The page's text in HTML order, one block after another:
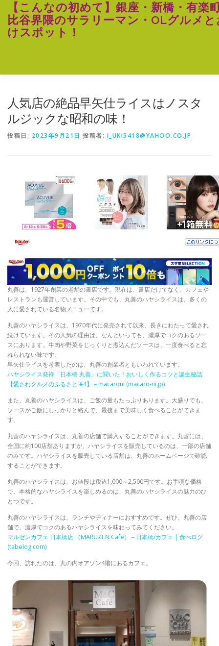
キ
【こんなの初めて】銀座・新橋・有楽
比谷界隈のサラリーマン・OLグルメ
けスポット！
人気店の絶品早矢仕ライスはノスタ
ルジックな昭和の味！
投稿日: 2023年9月21日 投稿者: I_UKI5418@YAHOO.CO.JP
丸善は、1927年創業の老舗の書店です。現在は、書店だけでなく、カフェや
レストランも運営しています。その中でも、丸善のハヤシライスは、多くの
人に愛されている名物メニューです。
丸善のハヤシライスは、1970年代に発売されて以来、長きにわたって愛され
続けています。その人気の理由は、なんといっても、濃厚でコクのあるソー
スにあります。牛肉や野菜をじっくりと煮込んだソースは、一度食べると忘
れられない味です。
早矢仕ライスを考案したのは、丸善の創業者ともいわれています。
ハヤシライス発祥「日本橋 丸善」に聞いた！おいしく作るコツと誕生秘話
【愛されグルメのふるさと #4】 – macaroni (macaro-ni.jp)
また、丸善のハヤシライスは、ご飯の量もたっぷりあります。大盛りでも、
ソースがご飯にしっかりと絡んで、最後まで美味しく食べることができま
す。
丸善のハヤシライスは、丸善の店舗で購入することができます。丸善には、
全国に約100店舗ありますが、ハヤシライスを販売しているのは、一部の店舗
のみです。ハヤシライスを販売している店舗は、丸善のホームページで確認
することができます。
丸善のハヤシライスは、お値段は税込1,000～2,500円です。お手頃な価格
で、本格的なハヤシライスを楽しめるのは、丸善のハヤシライスの魅力のひ
とつです。
丸善のハヤシライスは、ランチやディナーにおすすめです。ぜひ、丸善の店
舗で、濃厚でコクのあるハヤシライスを味わってみてください。
マルゼンカフェ 日本橋店 （MARUZEN Cafe） – 日本橋/カフェ | 食べログ
(tabelog.com)
今回、訪れたのは、丸の内オアゾン4階にあるカフェ。